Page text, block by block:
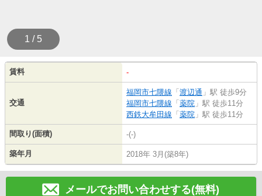
1 / 5
賃料 -
交通
福岡市七隈線 「 渡辺通 」駅 徒歩9分
福岡市七隈線 「 薬院 」駅 徒歩11分
西鉄大牟田線 「 薬院 」駅 徒歩11分
間取り(面積) -(-)
築年月 2018年 3月(築8年)
メールでお問い合わせする(無料)